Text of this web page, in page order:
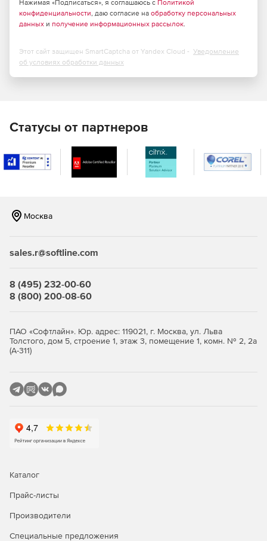
Нажимая «Подписаться», я соглашаюсь с Политикой
конфиденциальности, даю согласие на обработку персональных
данных и получение информационных рассылок.
Этот сайт защищен SmartCaptcha от Yandex Cloud - Уведомление
об условиях обработки данных
Статусы от партнеров
Москва
sales.r@softline.com
8 (495) 232-00-60
8 (800) 200-08-60
ПАО «Софтлайн». Юр. адрес: 119021, г. Москва, ул. Льва
Толстого, дом 5, строение 1, этаж 3, помещение 1, комн. № 2, 2а
(А-311)
Каталог
Прайс-листы
Производители
Специальные предложения